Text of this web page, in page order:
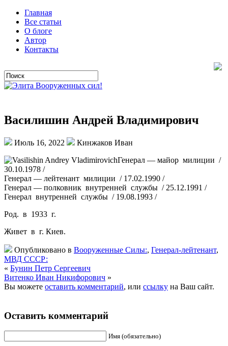
Главная
Все статьи
О блоге
Автор
Контакты
Василишин Андрей Владимирович
Июль 16, 2022
Кинжаков Иван
Генерал — майор милиции /
30.10.1978 /
Генерал — лейтенант милиции / 17.02.1990 /
Генерал — полковник внутренней службы / 25.12.1991 /
Генерал внутренней службы / 19.08.1993 /
Род. в 1933 г.
Живет в г. Киев.
Опубликовано в Вооруженные Силы:, Генерал-лейтенант,
МВД СССР:
« Бунин Петр Сергеевич
Витенко Иван Никифорович »
Вы можете оставить комментарий, или ссылку на Ваш сайт.
Оставить комментарий
Имя (обязательно)